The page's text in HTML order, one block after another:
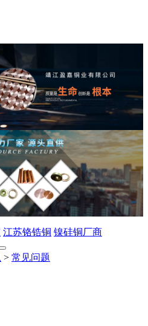
江苏铬锆铜 镍硅铜厂商
> 常见问题